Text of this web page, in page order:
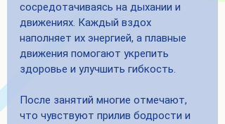
сосредотачиваясь на дыхании и
движениях. Каждый вздох
наполняет их энергией, а плавные
движения помогают укрепить
здоровье и улучшить гибкость.
После занятий многие отмечают,
что чувствуют прилив бодрости и